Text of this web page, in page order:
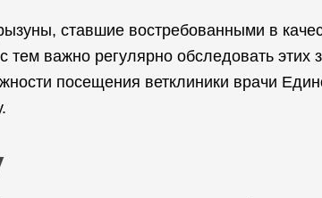
ставшие востребованными в
тем важно регулярно обследовать
посещения ветклиники врачи